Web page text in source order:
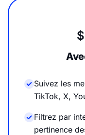
$
Suivez les
TikTok, X,
Filtrez par
pertinence